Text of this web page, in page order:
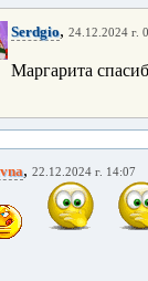
Serdgio, 24.12.2024 г.
Маргарита
, 22.12.2024 г. 14:07